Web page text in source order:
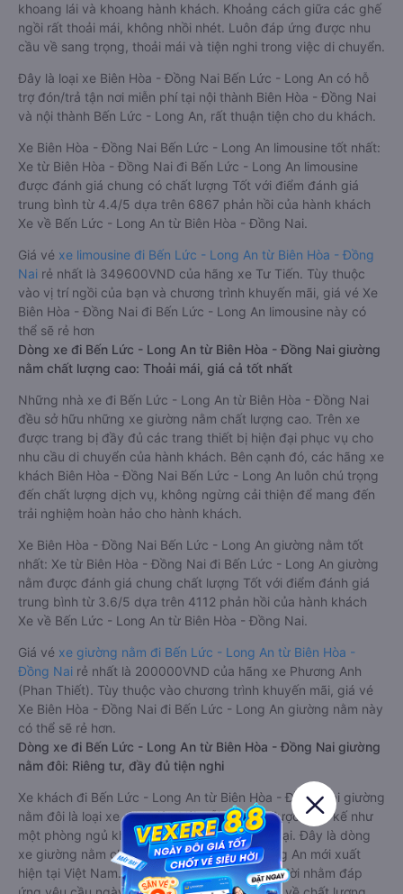
khoang lái và khoang hành khách. Khoảng cách giữa các ghế
ngồi rất thoải mái, không nhồi nhét. Luôn đáp ứng được nhu
cầu về sang trọng, thoải mái và tiện nghi trong việc di chuyển.
Đây là loại xe Biên Hòa - Đồng Nai Bến Lức - Long An có hỗ
trợ đón/trả tận nơi miễn phí tại nội thành Biên Hòa - Đồng Nai
và nội thành Bến Lức - Long An, rất thuận tiện cho du khách.
Xe Biên Hòa - Đồng Nai Bến Lức - Long An limousine tốt nhất:
Xe từ Biên Hòa - Đồng Nai đi Bến Lức - Long An limousine
được đánh giá chung có chất lượng Tốt với điểm đánh giá
trung bình từ 4.4/5 dựa trên 6867 phản hồi của hành khách
Xe về Bến Lức - Long An từ Biên Hòa - Đồng Nai.
Giá vé xe limousine đi Bến Lức - Long An từ Biên Hòa - Đồng
Nai rẻ nhất là 349600VND của hãng xe Tư Tiến. Tùy thuộc
vào vị trí ngồi của bạn và chương trình khuyến mãi, giá vé Xe
Biên Hòa - Đồng Nai đi Bến Lức - Long An limousine này có
thể sẽ rẻ hơn
Dòng xe đi Bến Lức - Long An từ Biên Hòa - Đồng Nai giường
nằm chất lượng cao: Thoải mái, giá cả tốt nhất
Những nhà xe đi Bến Lức - Long An từ Biên Hòa - Đồng Nai
đều sở hữu những xe giường nằm chất lượng cao. Trên xe
được trang bị đầy đủ các trang thiết bị hiện đại phục vụ cho
nhu cầu di chuyển của hành khách. Bên cạnh đó, các hãng xe
khách Biên Hòa - Đồng Nai Bến Lức - Long An luôn chú trọng
đến chất lượng dịch vụ, không ngừng cải thiện để mang đến
trải nghiệm hoàn hảo cho hành khách.
Xe Biên Hòa - Đồng Nai Bến Lức - Long An giường nằm tốt
nhất: Xe từ Biên Hòa - Đồng Nai đi Bến Lức - Long An giường
nằm được đánh giá chung chất lượng Tốt với điểm đánh giá
trung bình từ 3.6/5 dựa trên 4112 phản hồi của hành khách
Xe về Bến Lức - Long An từ Biên Hòa - Đồng Nai.
Giá vé xe giường nằm đi Bến Lức - Long An từ Biên Hòa -
Đồng Nai rẻ nhất là 200000VND của hãng xe Phương Anh
(Phan Thiết). Tùy thuộc vào chương trình khuyến mãi, giá vé
Xe Biên Hòa - Đồng Nai đi Bến Lức - Long An giường nằm này
có thể sẽ rẻ hơn.
Dòng xe đi Bến Lức - Long An từ Biên Hòa - Đồng Nai giường
nằm đôi: Riêng tư, đầy đủ tiện nghi
Xe khách đi Bến Lức - Long An từ Biên Hòa - Đồng Nai giường
nằm đôi là loại xe đặc biệt. Với mỗi giường được thiết kế như
một phòng ngủ khách sạn sang trọng, hiện đại. Đây là dòng
xe giường nằm cho cặp đôi đi Bến Lức - Long An mới xuất
hiện tại Việt Nam. Loại xe giường nằm đôi ra đời nhằm đáp